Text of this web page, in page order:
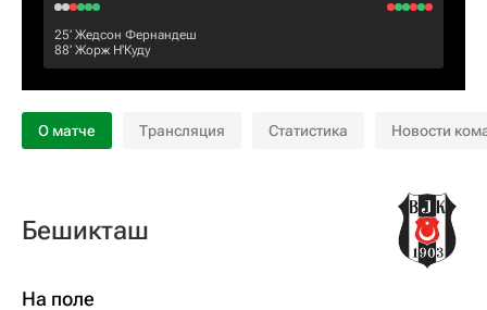
25‎’‎ Жедсон Фернандеш
88‎’‎ Жорж Н'Куду
О матче Трансляция Статистика Новости
Бешикташ
На поле